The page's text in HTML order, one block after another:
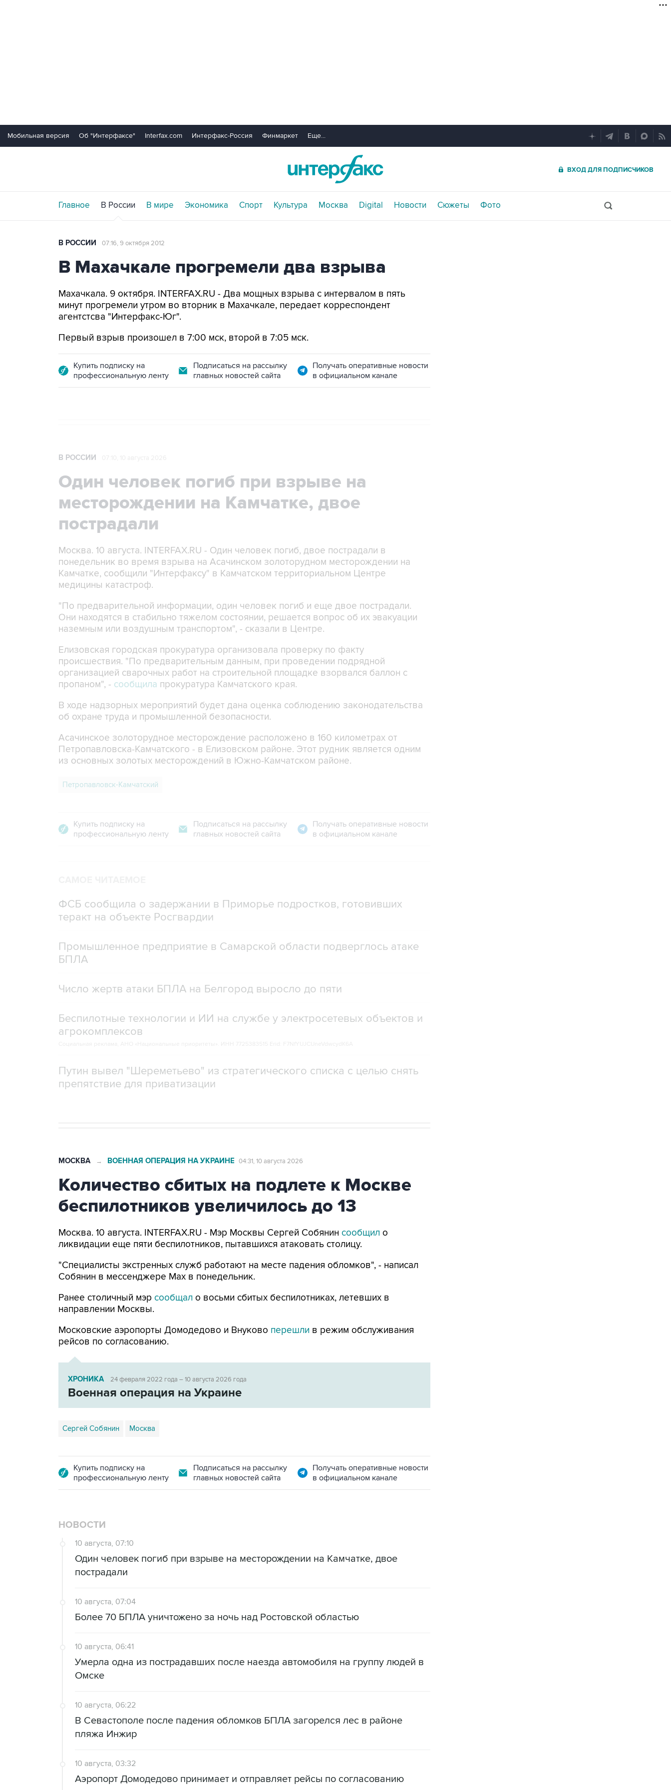
Мобильная версия Об "Интерфаксе" Interfax.com Интерфакс-Россия Финмаркет Еще...
ВХОД ДЛЯ ПОДПИСЧИКОВ
Главное В России В мире Экономика Спорт Культура Москва Digital Новости Сюжеты Фото
В РОССИИ 07:16, 9 октября 2012
В Махачкале прогремели два взрыва
Махачкала. 9 октября. INTERFAX.RU - Два мощных взрыва с интервалом в пять
минут прогремели утром во вторник в Махачкале, передает корреспондент
агентстсва "Интерфакс-Юг".
Первый взрыв произошел в 7:00 мск, второй в 7:05 мск.
Купить подписку на
профессиональную ленту
Подписаться на рассылку
главных новостей сайта
Получать оперативные новости
в официальном канале
В РОССИИ
Один человек погиб при взрыве на
месторождении на Камчатке, двое
пострадали
Москва. 10 августа. INTERFAX.RU - Один человек погиб, двое пострадали в
понедельник во время взрыва на Асачинском золоторудном месторождении на
Камчатке, сообщили "Интерфаксу" в Камчатском территориальном Центре
медицины катастроф.
"По предварительной информации, один человек погиб и еще двое пострадали.
Они находятся в стабильно тяжелом состоянии, решается вопрос об их эвакуации
наземным или воздушным транспортом", - сказали в Центре.
Елизовская городская прокуратура организовала проверку по факту
происшествия. "По предварительным данным, при проведении подрядной
организацией сварочных работ на строительной площадке взорвался баллон с
пропаном", - сообщила прокуратура Камчатского края.
В ходе надзорных мероприятий будет дана оценка соблюдению законодательства
об охране труда и промышленной безопасности.
Асачинское золоторудное месторождение расположено в 160 километрах от
Петропавловска-Камчатского - в Елизовском районе. Этот рудник является одним
из основных золотых месторождений в Южно-Камчатском районе.
Петропавловск-Камчатский
Купить подписку на
профессиональную ленту
Подписаться на рассылку
главных новостей сайта
Получать оперативные новости
в официальном канале
ФСБ сообщила о задержании в Приморье подростков, готовивших
теракт на объекте Росгвардии
Промышленное предприятие в Самарской области подверглось атаке
БПЛА
Число жертв атаки БПЛА на Белгород выросло до пяти
Беспилотные технологии и ИИ на службе у электросетевых объектов и
агрокомплексов
Путин вывел "Шереметьево" из стратегического списка с целью снять
препятствие для приватизации
МОСКВА → ВОЕННАЯ ОПЕРАЦИЯ НА УКРАИНЕ 04:31, 10 августа 2026
Количество сбитых на подлете к Москве
беспилотников увеличилось до 13
Москва. 10 августа. INTERFAX.RU - Мэр Москвы Сергей Собянин сообщил о
ликвидации еще пяти беспилотников, пытавшихся атаковать столицу.
"Специалисты экстренных служб работают на месте падения обломков", - написал
Собянин в мессенджере Max в понедельник.
Ранее столичный мэр сообщал о восьми сбитых беспилотниках, летевших в
направлении Москвы.
Московские аэропорты Домодедово и Внуково перешли в режим обслуживания
рейсов по согласованию.
ХРОНИКА 24 февраля 2022 года – 10 августа 2026 года
Военная операция на Украине
Сергей Собянин Москва
Купить подписку на
профессиональную ленту
Подписаться на рассылку
главных новостей сайта
Получать оперативные новости
в официальном канале
НОВОСТИ
10 августа, 07:10
Один человек погиб при взрыве на месторождении на Камчатке, двое
пострадали
10 августа, 07:04
Более 70 БПЛА уничтожено за ночь над Ростовской областью
10 августа, 06:41
Умерла одна из пострадавших после наезда автомобиля на группу людей в
Омске
10 августа, 06:22
В Севастополе после падения обломков БПЛА загорелся лес в районе
пляжа Инжир
10 августа, 03:32
Аэропорт Домодедово принимает и отправляет рейсы по согласованию